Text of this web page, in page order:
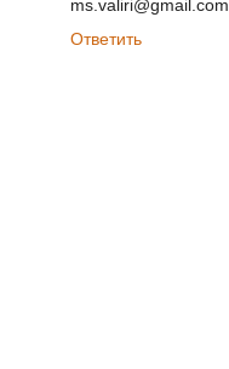
ms.valiri@gmail.com
Ответить